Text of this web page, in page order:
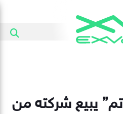
يبيع شركته من